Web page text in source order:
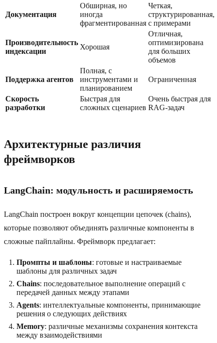
Документация
Обширная, но
иногда
фрагментированная
Четкая,
структурированная,
с примерами
Производительность
индексации
Хорошая
Отличная,
оптимизирована
для больших
объемов
Поддержка агентов
Полная, с
инструментами и
планированием
Ограниченная
Скорость
разработки
Быстрая для
сложных сценариев
Очень быстрая для
RAG-задач
Архитектурные различия
фреймворков
LangChain: модульность и расширяемость
LangChain построен вокруг концепции цепочек (chains),
которые позволяют объединять различные компоненты в
сложные пайплайны. Фреймворк предлагает:
Промпты и шаблоны: готовые и настраиваемые
шаблоны для различных задач
Chains: последовательное выполнение операций с
передачей данных между этапами
Agents: интеллектуальные компоненты, принимающие
решения о следующих действиях
Memory: различные механизмы сохранения контекста
между взаимодействиями